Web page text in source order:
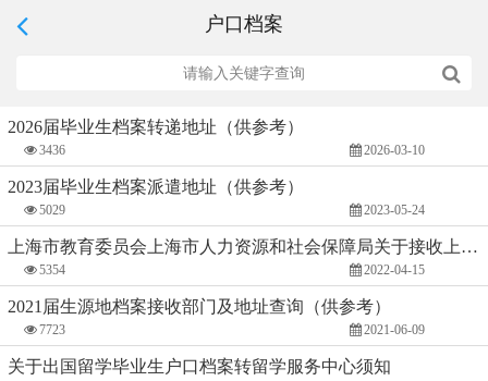
户口档案
2026届毕业生档案转递地址（供参考）
3436 2026-03-10
2023届毕业生档案派遣地址（供参考）
5029 2023-05-24
上海市教育委员会上海市人力资源和社会保障局关于接收上海生源高校毕业生回沪档案相关事宜的函_沪教委学〔2022〕4号（定稿）
5354 2022-04-15
2021届生源地档案接收部门及地址查询（供参考）
7723 2021-06-09
关于出国留学毕业生户口档案转留学服务中心须知